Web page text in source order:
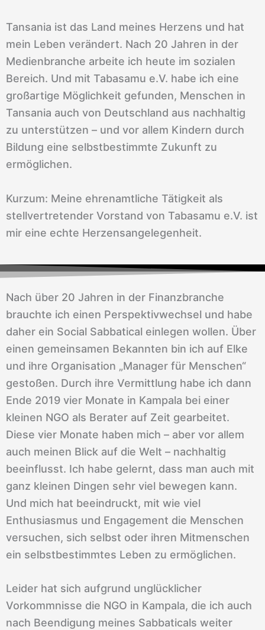
Tansania ist das Land meines Herzens und hat
mein Leben verändert. Nach 20 Jahren in der
Medienbranche arbeite ich heute im sozialen
Bereich. Und mit Tabasamu e.V. habe ich eine
großartige Möglichkeit gefunden, Menschen in
Tansania auch von Deutschland aus nachhaltig
zu unterstützen – und vor allem Kindern durch
Bildung eine selbstbestimmte Zukunft zu
ermöglichen.
Kurzum: Meine ehrenamtliche Tätigkeit als
stellvertretender Vorstand von Tabasamu e.V. ist
mir eine echte Herzensangelegenheit.
Nach über 20 Jahren in der Finanzbranche
brauchte ich einen Perspektivwechsel und habe
daher ein Social Sabbatical einlegen wollen. Über
einen gemeinsamen Bekannten bin ich auf Elke
und ihre Organisation „Manager für Menschen“
gestoßen. Durch ihre Vermittlung habe ich dann
Ende 2019 vier Monate in Kampala bei einer
kleinen NGO als Berater auf Zeit gearbeitet.
Diese vier Monate haben mich – aber vor allem
auch meinen Blick auf die Welt – nachhaltig
beeinflusst. Ich habe gelernt, dass man auch mit
ganz kleinen Dingen sehr viel bewegen kann.
Und mich hat beeindruckt, mit wie viel
Enthusiasmus und Engagement die Menschen
versuchen, sich selbst oder ihren Mitmenschen
ein selbstbestimmtes Leben zu ermöglichen.
Leider hat sich aufgrund unglücklicher
Vorkommnisse die NGO in Kampala, die ich auch
nach Beendigung meines Sabbaticals weiter